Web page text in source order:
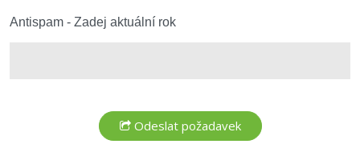
Antispam - Zadej aktuální rok